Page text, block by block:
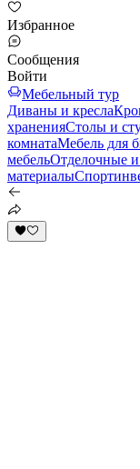
Избранное
Сообщения
Войти
Мебельный тур
Диваны и кресла
храненияСтолы и
комнатаМебель для
мебельОтделочные
материалы